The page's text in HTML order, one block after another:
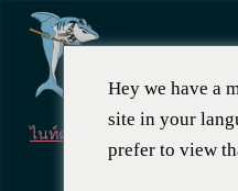
ไนท์คลับในโฮจิมินห์
18 กุม
Hey we have a
site in your
prefer to view